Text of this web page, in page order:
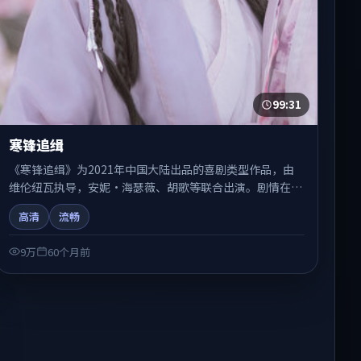
99:31
寒锋追缉
《寒锋追缉》为2021年中国大陆出品的喜剧类型作品，由
维伦纽瓦执导，安妮·海瑟薇、胡歌等联合出演。剧情在人
物弧光与节奏推进中展开，兼具叙事张力与视听质感。适合
关注国产在线观看、热播国产剧与院线佳片的观众收藏与检
高清 流畅
9万 60个月前